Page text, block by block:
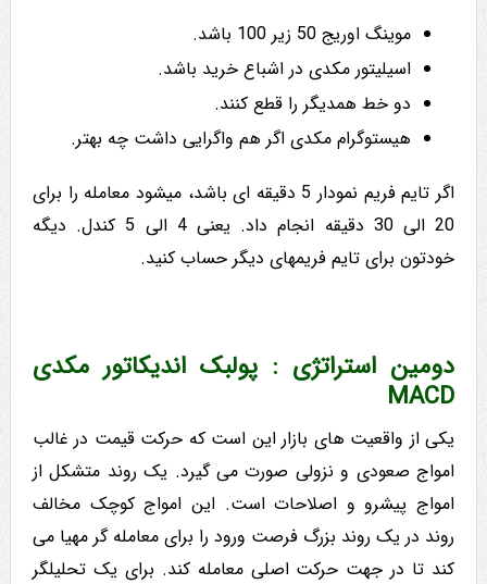
موینگ اوریج 50 زیر 100 باشد.
اسیلیتور مکدی در اشباع خرید باشد.
دو خط همدیگر را قطع کنند.
هیستوگرام مکدی اگر هم واگرایی داشت چه بهتر.
اگر تایم فریم نمودار 5 دقیقه ای باشد، میشود معامله را برای
20 الی 30 دقیقه انجام داد. یعنی 4 الی 5 کندل. دیگه
خودتون برای تایم فریمهای دیگر حساب کنید.
دومین استراتژی : پولبک اندیکاتور مکدی
MACD
یکی از واقعیت های بازار این است که حرکت قیمت در غالب
امواج صعودی و نزولی صورت می گیرد. یک روند متشکل از
امواج پیشرو و اصلاحات است. این امواج کوچک مخالف
روند در یک روند بزرگ فرصت ورود را برای معامله گر مهیا می
کند تا در جهت حرکت اصلی معامله کند. برای یک تحلیلگر